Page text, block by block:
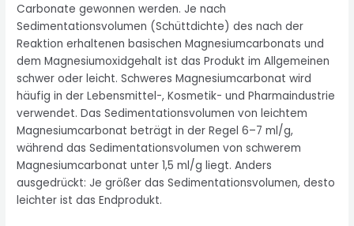
Carbonate gewonnen werden. Je nach
Sedimentationsvolumen (Schüttdichte) des nach der
Reaktion erhaltenen basischen Magnesiumcarbonats und
dem Magnesiumoxidgehalt ist das Produkt im Allgemeinen
schwer oder leicht. Schweres Magnesiumcarbonat wird
häufig in der Lebensmittel-, Kosmetik- und Pharmaindustrie
verwendet. Das Sedimentationsvolumen von leichtem
Magnesiumcarbonat beträgt in der Regel 6–7 ml/g,
während das Sedimentationsvolumen von schwerem
Magnesiumcarbonat unter 1,5 ml/g liegt. Anders
ausgedrückt: Je größer das Sedimentationsvolumen, desto
leichter ist das Endprodukt.